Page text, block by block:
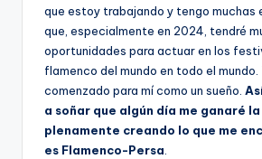
que estoy trabajando y tengo muchas
que, especialmente en 2024, tendré
oportunidades para actuar en los
flamenco del mundo en todo el mundo.
comenzado para mí como un sueño.
a soñar que algún día me ganaré
plenamente creando lo que me
es Flamenco-Persa